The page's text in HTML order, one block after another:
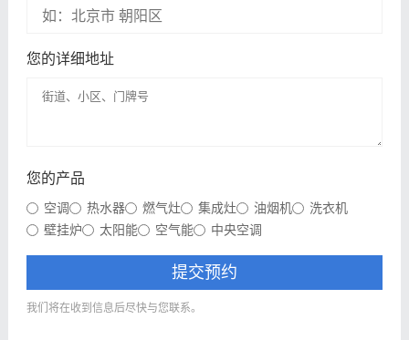
您的详细地址
您的产品
空调 热水器 燃气灶 集成灶 油烟机
洗衣机
壁挂炉
太阳能 空气能 中央空调
提交预约
我们将在收到信息后尽快与您联系。